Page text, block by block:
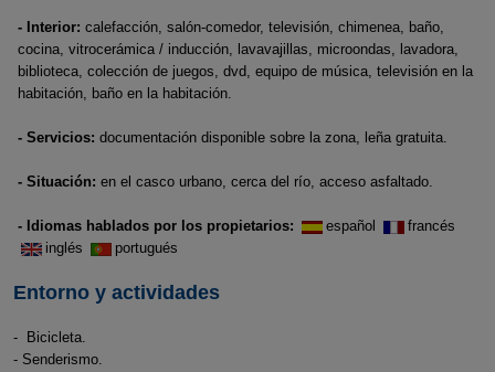
- Interior: calefacción, salón-comedor, televisión, chimenea, baño,
cocina, vitrocerámica / inducción, lavavajillas, microondas, lavadora,
biblioteca, colección de juegos, dvd, equipo de música, televisión en la
habitación, baño en la habitación.
- Servicios: documentación disponible sobre la zona, leña gratuita.
- Situación: en el casco urbano, cerca del río, acceso asfaltado.
- Idiomas hablados por los propietarios: español
francés
inglés
portugués
Entorno y actividades
- Bicicleta.
- Senderismo.